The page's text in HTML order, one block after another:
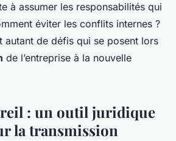
à assumer les responsabilités qui
éviter les conflits internes ?
autant de défis qui se posent lors
de l’entreprise à la nouvelle
: un outil juridique
la transmission